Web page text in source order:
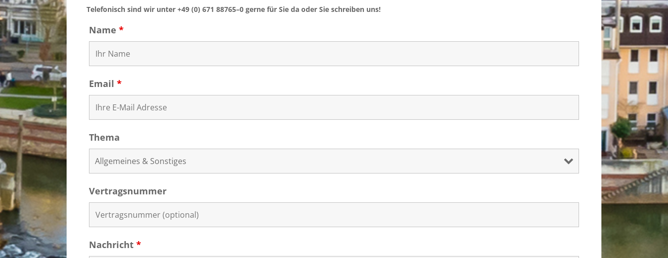
Tele­fonisch sind wir unter +49 (0) 671 88765–0 gerne für Sie da oder Sie schreiben uns!
Name*
Email*
Thema
Vertragsnummer
Nachricht*